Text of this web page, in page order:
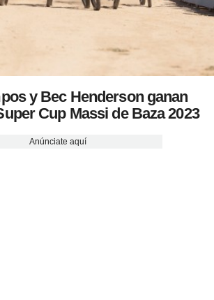
y Bec Henderson ganan
Cup Massi de Baza 2023
Anúnciate aquí